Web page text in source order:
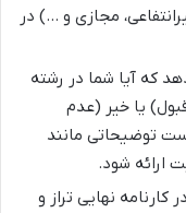
مجازی و …) در
که آیا شما در رشته
یا خیر (عدم
توضیحاتی مانند
ارائه شود.
کارنامه نهایی تراز و